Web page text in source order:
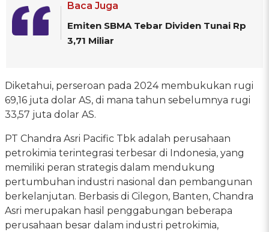
Baca Juga
Emiten SBMA Tebar Dividen Tunai Rp
3,71 Miliar
Diketahui, perseroan pada 2024 membukukan rugi
69,16 juta dolar AS, di mana tahun sebelumnya rugi
33,57 juta dolar AS.
PT Chandra Asri Pacific Tbk adalah perusahaan
petrokimia terintegrasi terbesar di Indonesia, yang
memiliki peran strategis dalam mendukung
pertumbuhan industri nasional dan pembangunan
berkelanjutan. Berbasis di Cilegon, Banten, Chandra
Asri merupakan hasil penggabungan beberapa
perusahaan besar dalam industri petrokimia,